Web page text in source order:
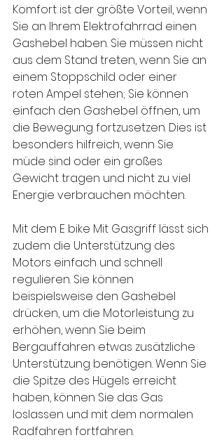
Komfort ist der größte Vorteil, wenn
Sie an Ihrem Elektrofahrrad einen
Gashebel haben. Sie müssen nicht
aus dem Stand treten, wenn Sie an
einem Stoppschild oder einer
roten Ampel stehen; Sie können
einfach den Gashebel öffnen, um
die Bewegung fortzusetzen. Dies ist
besonders hilfreich, wenn Sie
müde sind oder ein großes
Gewicht tragen und nicht zu viel
Energie verbrauchen möchten.
Mit dem E bike Mit Gasgriff lässt sich
zudem die Unterstützung des
Motors einfach und schnell
regulieren. Sie können
beispielsweise den Gashebel
drücken, um die Motorleistung zu
erhöhen, wenn Sie beim
Bergauffahren etwas zusätzliche
Unterstützung benötigen. Wenn Sie
die Spitze des Hügels erreicht
haben, können Sie das Gas
loslassen und mit dem normalen
Radfahren fortfahren.